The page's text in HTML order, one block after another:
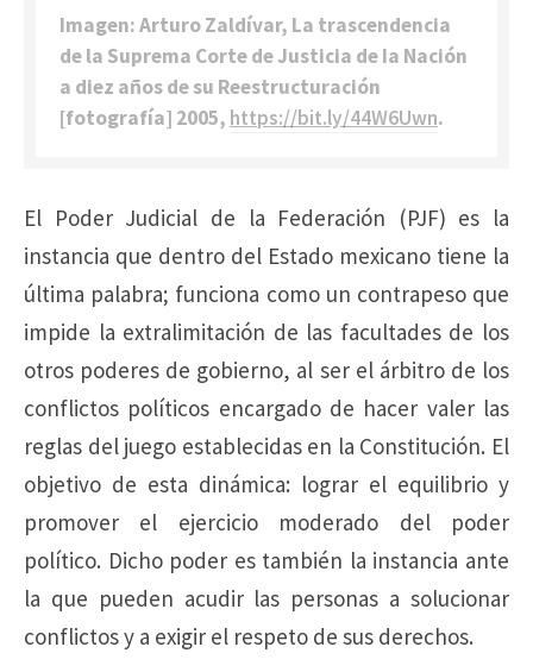
Imagen: Arturo Zaldívar, La trascendencia
de la Suprema Corte de Justicia de Ia Nación
a diez años de su Reestructuración
[fotografía] 2005, https://bit.ly/44W6Uwn.
El Poder Judicial de la Federación (PJF) es la
instancia que dentro del Estado mexicano tiene la
última palabra; funciona como un contrapeso que
impide la extralimitación de las facultades de los
otros poderes de gobierno, al ser el árbitro de los
conflictos políticos encargado de hacer valer las
reglas del juego establecidas en la Constitución. El
objetivo de esta dinámica: lograr el equilibrio y
promover el ejercicio moderado del poder
político. Dicho poder es también la instancia ante
la que pueden acudir las personas a solucionar
conflictos y a exigir el respeto de sus derechos.